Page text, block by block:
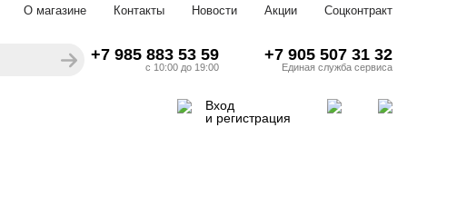
О магазине Контакты Новости Акции Соцконтракт
+7 985 883 53 59
с 10:00 до 19:00
+7 905 507 31 32
Единая служба сервиса
Вход
и регистрация